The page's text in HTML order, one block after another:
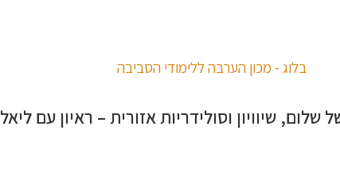
בלוג - מכון הערבה ללימודי הסביבה
שלום, שיוויון וסולידריות אזורית – ראיון עם ליאל